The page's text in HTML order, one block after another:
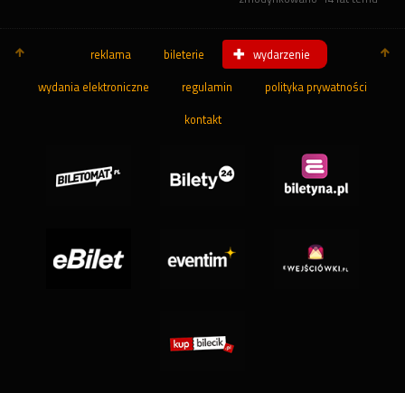
reklama bileterie wydarzenie
wydania elektroniczne regulamin polityka prywatności
kontakt